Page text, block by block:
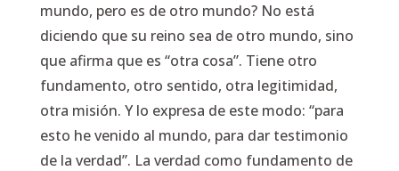
mundo, pero es de otro mundo? No está
diciendo que su reino sea de otro mundo, sino
que afirma que es “otra cosa”. Tiene otro
fundamento, otro sentido, otra legitimidad,
otra misión. Y lo expresa de este modo: “para
esto he venido al mundo, para dar testimonio
de la verdad”. La verdad como fundamento de